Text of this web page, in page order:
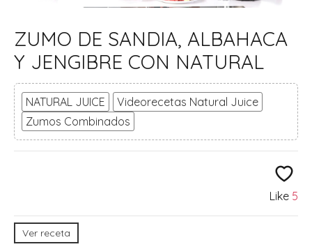
ZUMO DE SANDIA, ALBAHACA
Y JENGIBRE CON NATURAL
NATURAL JUICE
Videorecetas Natural Juice
Zumos Combinados
Like 5
Ver receta